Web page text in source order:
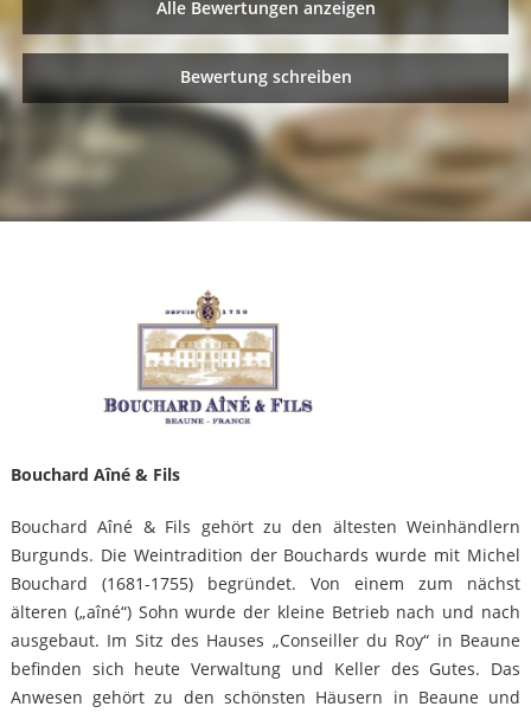
Alle Bewertungen anzeigen
Bewertung schreiben
Bouchard Aîné & Fils
Bouchard Aîné & Fils gehört zu den ältesten Weinhändlern
Burgunds. Die Weintradition der Bouchards wurde mit Michel
Bouchard (1681-1755) begründet. Von einem zum nächst
älteren („aîné“) Sohn wurde der kleine Betrieb nach und nach
ausgebaut. Im Sitz des Hauses „Conseiller du Roy“ in Beaune
befinden sich heute Verwaltung und Keller des Gutes. Das
Anwesen gehört zu den schönsten Häusern in Beaune und